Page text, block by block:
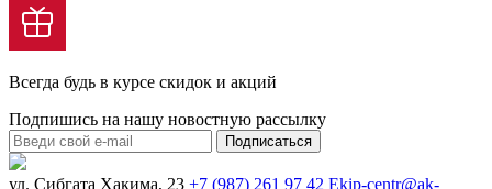
Всегда будь в курсе скидок и акций
Подпишись на нашу новостную рассылку
Подписаться
ул. Сибгата Хакима, 23 +7 (987) 261 97 42 Ekip-centr@ak-